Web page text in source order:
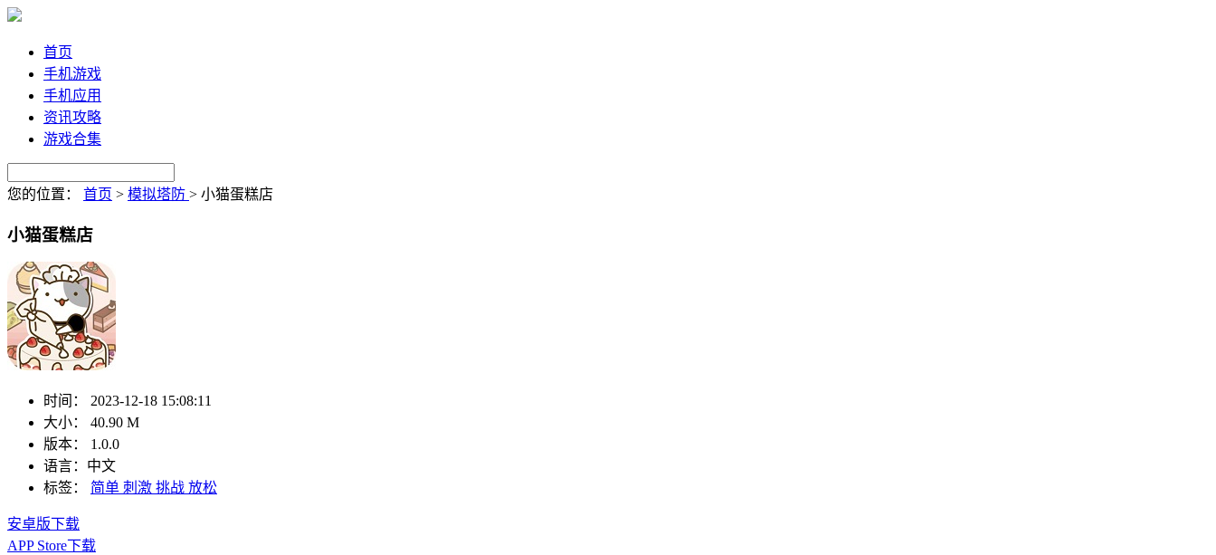
首页
手机游戏
手机应用
资讯攻略
游戏合集
您的位置： 首页 > 模拟塔防 > 小猫蛋糕店
小猫蛋糕店
时间：
2023-12-18 15:08:11
大小：
40.90 M
版本：
1.0.0
语言： 中文
标签：
简单 刺激 挑战 放松
安卓版下载
APP Store下载